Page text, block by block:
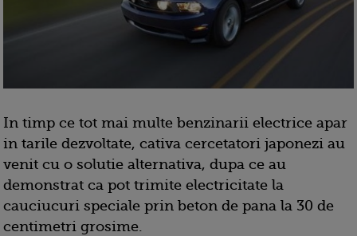
In timp ce tot mai multe benzinarii electrice apar
in tarile dezvoltate, cativa cercetatori japonezi au
venit cu o solutie alternativa, dupa ce au
demonstrat ca pot trimite electricitate la
cauciucuri speciale prin beton de pana la 30 de
centimetri grosime.